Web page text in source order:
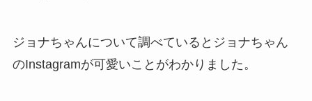
ジョナちゃんについて調べているとジョナちゃん
のInstagramが可愛いことがわかりました。